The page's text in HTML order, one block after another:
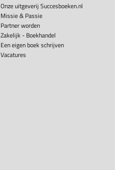
Onze uitgeverij Succesboeken.nl
Missie & Passie
Partner worden
Zakelijk - Boekhandel
Een eigen boek schrijven
Vacatures